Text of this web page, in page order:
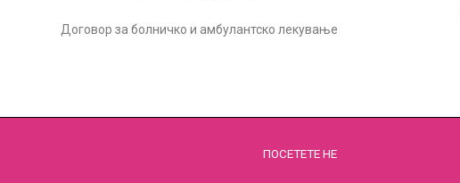
Договор за болничко и амбулантско лекување
ПОСЕТЕТЕ НЕ